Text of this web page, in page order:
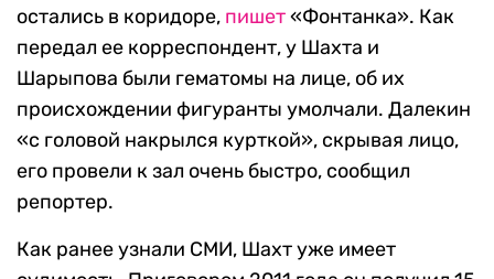
остались в коридоре, пишет«Фонтанка». Как
передал ее корреспондент, у Шахта и
Шарыпова были гематомы на лице, об их
происхождении фигуранты умолчали. Далекин
«с головой накрылся курткой», скрывая лицо,
его провели к зал очень быстро, сообщил
репортер.
Как ранее узнали СМИ, Шахт уже имеет